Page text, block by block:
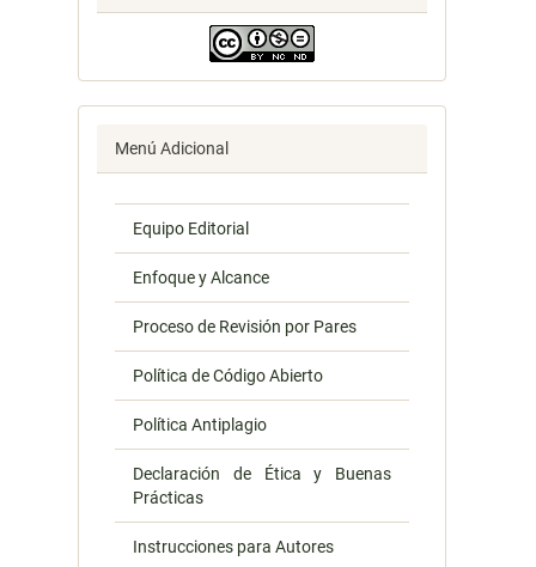
Menú Adicional
Equipo Editorial
Enfoque y Alcance
Proceso de Revisión por Pares
Política de Código Abierto
Política Antiplagio
Declaración de Ética y Buenas
Prácticas
Instrucciones para Autores